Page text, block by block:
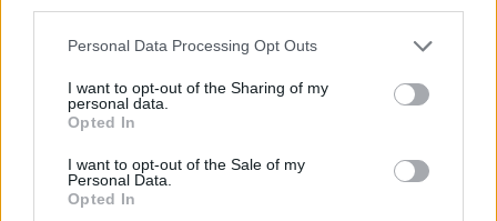
Personal Data Processing Opt Outs
I want to opt-out of the Sharing of my
personal data.
Opted In
I want to opt-out of the Sale of my
Personal Data.
Opted In
speler mag zijn, en pas later eventueel symbool.
jeugdvoetbal
jeugdvoetbal. Talent is minder lokaal geworden. Ouders
vergelijken clubs, opleidingen en omgevingen steeds bewuster.